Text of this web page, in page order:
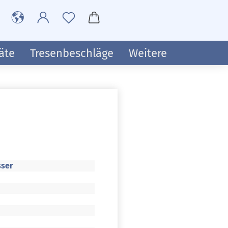
Tresenbeschläge Weitere